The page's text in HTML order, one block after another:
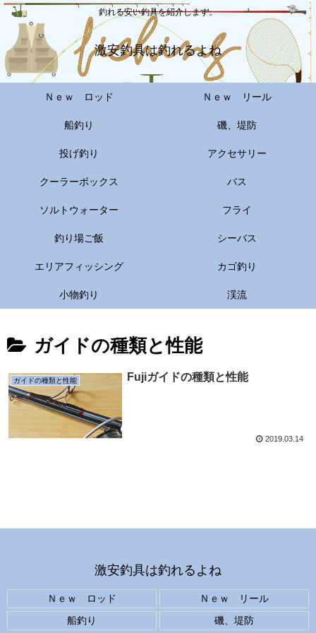
釣れる安い釣具を紹介します。
激安釣具は釣れるよね
Ｎｅｗ ロッド Ｎｅｗ リール
船釣り 磯、堤防
投げ釣り アクセサリー
クーラーボックス バス
ソルトウォーター フライ
釣り場ご飯 シーバス
エリアフィッシング カゴ釣り
小物釣り 渓流
ガイドの種類と性能
ガイドの種類と性能 Fujiガイドの種類と性能
2019.03.14
激安釣具は釣れるよね
Ｎｅｗ ロッド
Ｎｅｗ リール
船釣り
磯、堤防